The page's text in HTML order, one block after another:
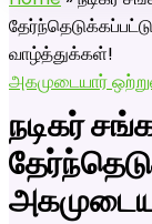
வாழ்த்துக்கள்!
அகமுடையார்
நடிகர்